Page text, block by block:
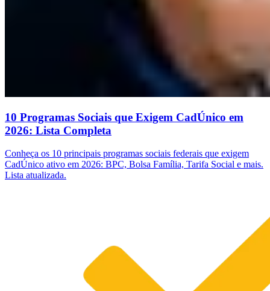
10 Programas Sociais que Exigem CadÚnico em
2026: Lista Completa
Conheça os 10 principais programas sociais federais que exigem
CadÚnico ativo em 2026: BPC, Bolsa Família, Tarifa Social e mais.
Lista atualizada.